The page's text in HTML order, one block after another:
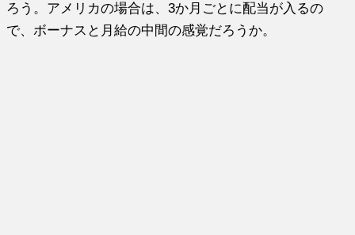
ろう。アメリカの場合は、3か月ごとに配当が入るの
で、ボーナスと月給の中間の感覚だろうか。